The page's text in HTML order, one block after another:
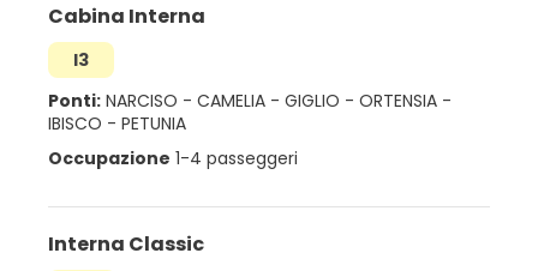
Cabina Interna
I3
Ponti: NARCISO - CAMELIA - GIGLIO - ORTENSIA -
IBISCO - PETUNIA
Occupazione 1-4 passeggeri
Interna Classic